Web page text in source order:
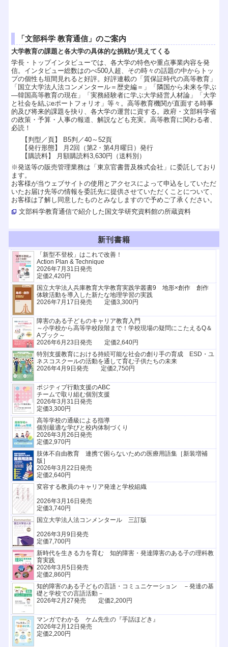
「文部科学 教育通信」のご案内
大学教育の課題と各大学の具体的な挑戦が見えてくる
学長・トップインタビューでは、各大学の特色や重点事業内容を発
信。インタビュー総数はのべ500人超、その時々の話題の中からトッ
プの個性も垣間見れると好評。好評連載の「質保証時代の高等教育」
「国立大学法人法コンメンタール＝歴史編＝」「隣国から未来を学ぶ
―韓国高等教育の現在」「実務経験者に学ぶ大学経営人材論」「大学
と社会を結ぶeポートフォリオ」等々。高等教育機関が直面する時事
的及び将来的課題を抉り、各大学の運営に資する。政府・文部科学省
の政策・予算・人事の報道、解説なども充実。高等教育に関わる者、
必読！
【判型／頁】 B5判／40～52頁
【発行形態】 月2回（第2・第4月曜日）発行
【購読料】 月額購読料3,630円（送料別）
※発送等の販売管理業務は「東京官書普及株式会社」に委託しており
ます。
お客様が当ウェブサイトの使用とアクセスによって申込をしていただ
いたお届け先等の情報を委託先に提供させていただくことについて、
お客様は了解し同意したものとみなしますので予めご了承ください。
文部科学教育通信で紹介した国文学研究資料館の所蔵資料
新刊書籍
「新型不登校」はこれで改善！
Action Plan & Technique
2026年7月31日発売
定価2,420円
国立大学法人兵庫教育大学教育実践学叢書9 地形×創作 創作
体験活動を導入した新たな地理学習の実践
2026年7月17日発売 定価3,300円
障害のある子どものキャリア教育入門
～小学校から高等学校段階まで！学校現場の疑問にこたえるQ＆
Aブック～
2026年6月23日発売 定価2,640円
特別支援教育における持続可能な社会の創り手の育成 ESD・ユ
ネスコスクールの活動を通して育む子供たちの未来
2026年4月9日発売 定価2,750円
ポジティブ行動支援のABC
チームで取り組む個別支援
2026年3月31日発売
定価3,300円
高等学校の通級による指導
個別最適な学びと校内体制づくり
2026年3月26日発売
定価2,970円
肢体不自由教育 連携で困らないための医療用語集［新装増補
版］
2026年3月22日発売
定価2,640円
変容する教員のキャリア発達と学校組織
2026年3月16日発売
定価3,740円
国立大学法人法コンメンタール 三訂版
2026年3月9日発売
定価7,700円
新時代を生きる力を育む 知的障害・発達障害のある子の理科教
育実践
2026年3月5日発売
定価2,860円
知的障害のある子どもの言語・コミュニケーション －発達の基
礎と学校での言語活動－
2026年2月27発売 定価2,200円
マンガでわかる ケム先生の『手話ほどき』
2026年2月12日発売
定価2,200円